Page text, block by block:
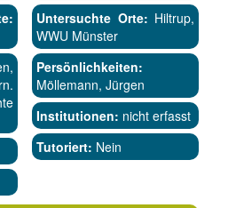
Untersuchte Orte: Hiltrup,
WWU Münster
Persönlichkeiten:
Möllemann, Jürgen
Institutionen: nicht erfasst
Tutoriert: Nein